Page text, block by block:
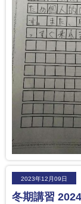
2023年12月09日
冬期講習